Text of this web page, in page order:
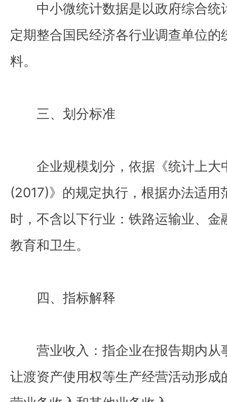
中小微统计数据是以政府综合
定期整合国民经济各行业调查单位
料。
三、划分标准
企业规模划分，依据《统计上大
(2017)》的规定执行，根据办法适用
时，不含以下行业：铁路运输业、
教育和卫生。
四、指标解释
营业收入：指企业在报告期内
让渡资产使用权等生产经营活动形